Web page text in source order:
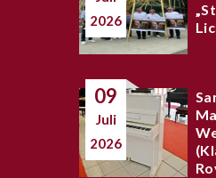
2026
09
Juli
2026